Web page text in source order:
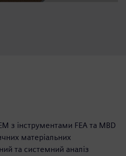
з інструментами FEA та MBD
матеріальних
та системний аналіз